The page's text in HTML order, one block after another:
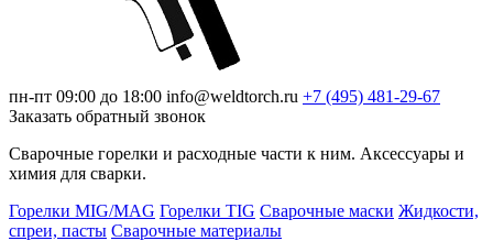
пн-пт 09:00 до 18:00 info@weldtorch.ru +7 (495) 481-29-67
Заказать обратный звонок
Сварочные горелки и расходные части к ним. Аксессуары и
химия для сварки.
Горелки MIG/MAG Горелки TIG Сварочные маски Жидкости,
спреи, пасты Сварочные материалы